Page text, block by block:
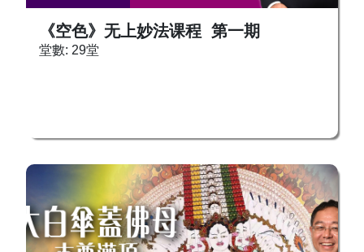
《空色》无上妙法课程 第一期
堂數: 29堂